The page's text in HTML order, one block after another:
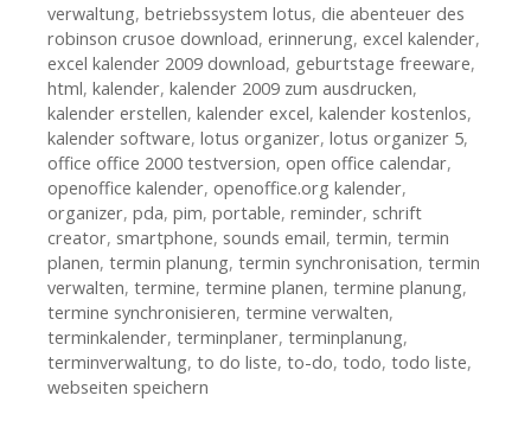
verwaltung, betriebssystem lotus, die abenteuer des
robinson crusoe download, erinnerung, excel kalender,
excel kalender 2009 download, geburtstage freeware,
html, kalender, kalender 2009 zum ausdrucken,
kalender erstellen, kalender excel, kalender kostenlos,
kalender software, lotus organizer, lotus organizer 5,
office office 2000 testversion, open office calendar,
openoffice kalender, openoffice.org kalender,
organizer, pda, pim, portable, reminder, schrift
creator, smartphone, sounds email, termin, termin
planen, termin planung, termin synchronisation, termin
verwalten, termine, termine planen, termine planung,
termine synchronisieren, termine verwalten,
terminkalender, terminplaner, terminplanung,
terminverwaltung, to do liste, to-do, todo, todo liste,
webseiten speichern